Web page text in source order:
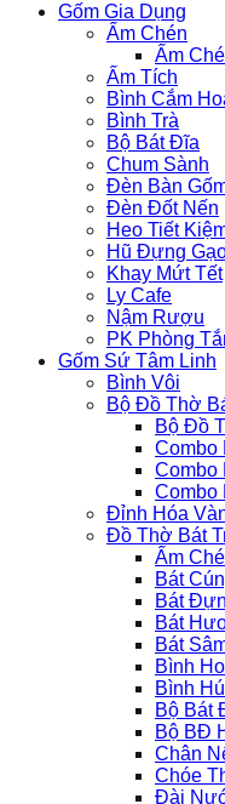
Gốm Gia Dụng
Ấm Chén
Ấm
Ấm Tích
Bình Cắm
Bình Trà
Bộ Bát Đĩa
Chum Sành
Đèn Bàn
Đèn Đốt Nến
Heo Tiết
Hũ Đựng
Khay Mứt Tết
Ly Cafe
Nậm Rượu
PK Phòng
Gốm Sứ Tâm Linh
Bình Vôi
Bộ Đồ Thờ
Bộ Đồ
Combo
Combo
Combo
Đỉnh Hóa
Đồ Thờ Bát
Ấm
Bát
Bát
Bát
Bát
Bình
Bình
Bộ Bát
Bộ BĐ
Chân
Chóe
Đài